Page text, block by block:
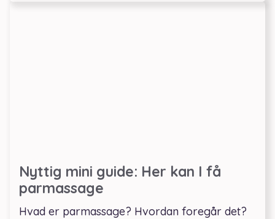
Nyttig mini guide: Her kan I få
parmassage
Hvad er parmassage? Hvordan foregår det?